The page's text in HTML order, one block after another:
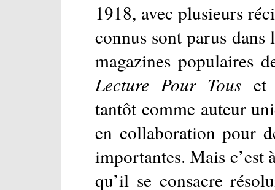
1918, avec plusieurs
connus sont parus dans
magazines populaires
Lecture Pour Tous
tantôt comme auteur
en collaboration pour
importantes. Mais c’est
qu’il se consacre